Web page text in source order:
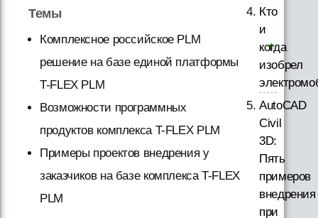
Темы
Комплексное российское PLM
решение на базе единой платформы
T-FLEX PLM
Возможности программных
продуктов комплекса T-FLEX PLM
Примеры проектов внедрения у
заказчиков на базе комплекса T-FLEX
PLM
Кто
и
когда
изобрел
AutoCAD
Civil
3D:
Пять
примеров
внедрения
при